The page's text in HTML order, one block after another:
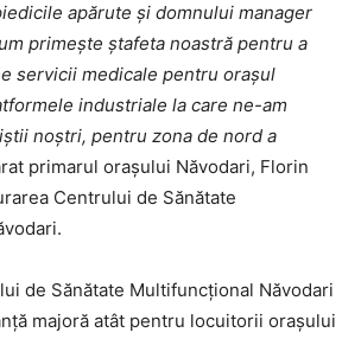
apărute și domnului manager
primește ștafeta noastră pentru a
servicii medicale pentru orașul
industriale la care ne-am
noștri, pentru zona de nord a
primarul orașului Năvodari, Florin
Centrului de Sănătate
de Sănătate Multifuncțional Năvodari
majoră atât pentru locuitorii orașului